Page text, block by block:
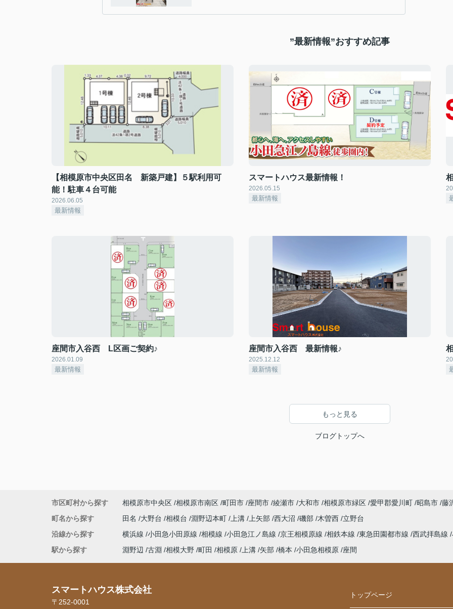
”最新情報”おすすめ記事
【相模原市中央区田名 新築戸建】５駅利用可
能！駐車４台可能
2026.06.05
最新情報
スマートハウス最新情報！
2026.05.15
最新情報
座間市入谷西 L区画ご契約♪
2026.01.09
最新情報
座間市入谷西 最新情報♪
2025.12.12
最新情報
もっと見る
ブログトップへ
市区町村から探す 相模原市中央区 相模原市南区 町田市 座間市 綾瀬市 大和市 相模原市緑区 愛甲郡愛川町 昭島市 藤
町名から探す
田名 大野台 相模台 淵野辺本町 上溝 上矢部 西大沼 磯部 木曽西 立野台
沿線から探す
横浜線 小田急小田原線 相模線 小田急江ノ島線 京王相模原線 相鉄本線 東急田園都市線 西武拝島線
駅から探す
淵野辺 古淵 相模大野 町田 相模原 上溝 矢部 橋本 小田急相模原 座間
スマートハウス株式会社
〒252-0001
トップページ